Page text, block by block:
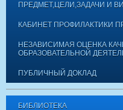
ПРЕДМЕТ,ЦЕЛИ,ЗАДАЧИ И
КАБИНЕТ ПРОФИЛАКТИКИ
НЕЗАВИСИМАЯ ОЦЕНКА
ОБРАЗОВАТЕЛЬНОЙ
ПУБЛИЧНЫЙ ДОКЛАД
БИБЛИОТЕКА